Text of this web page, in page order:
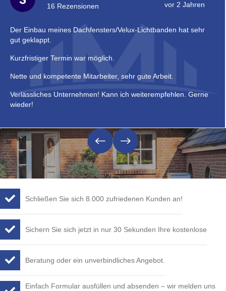
16 Rezensionen vor 2 Jahren
Der Einbau meines Dachfensters/Velux-Lichtbanden hat sehr
gut geklappt.
Kurzfristiger Termin war möglich.
Nette und kompetente Mitarbeiter, sehr gute Arbeit.
Verlässliches Unternehmen! Kann ich weiterempfehlen. Gerne
wieder!
Schließen Sie sich 8.000 zufriedenen Kunden an!
Sichern Sie sich jetzt in nur 30 Sekunden Ihre kostenlose
Beratung oder ein unverbindliches Angebot.
Einfach Formular ausfüllen und absenden – wir melden uns